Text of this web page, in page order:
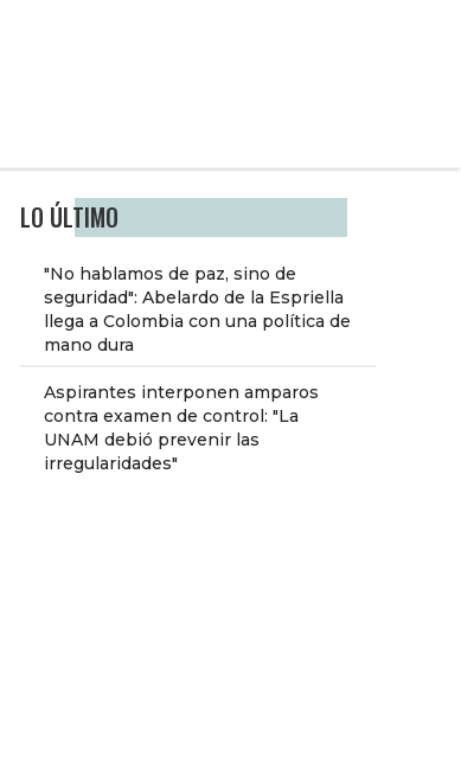
LO ÚLTIMO
"No hablamos de paz, sino de
seguridad": Abelardo de la Espriella
llega a Colombia con una política de
mano dura
Aspirantes interponen amparos
contra examen de control: "La
UNAM debió prevenir las
irregularidades"